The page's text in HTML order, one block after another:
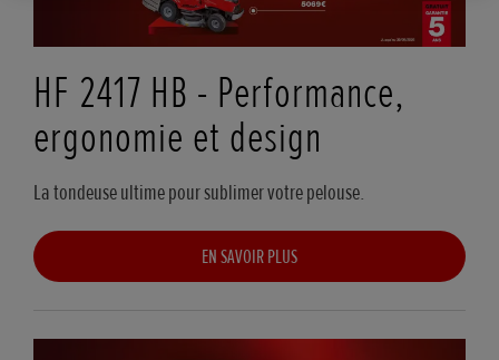
HF 2417 HB - Performance,
ergonomie et design
La tondeuse ultime pour sublimer votre pelouse.
EN SAVOIR PLUS